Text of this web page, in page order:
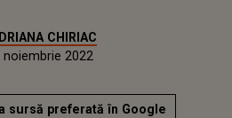
CHIRIAC
noiembrie 2022
sursă preferată în Google